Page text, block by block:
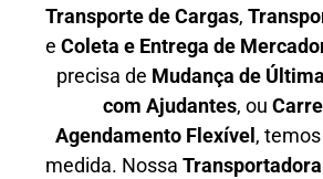
Transporte de Cargas, T
e Coleta e Entrega de
precisa de Mudança de
com Ajudantes, ou C
Agendamento Flexível ,
medida. Nossa T